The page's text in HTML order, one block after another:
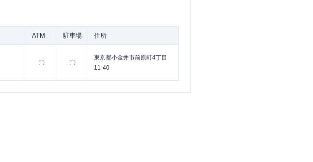
ATM 駐車場 住所
〇 〇
東京都小金井市前原町4丁目
11-40